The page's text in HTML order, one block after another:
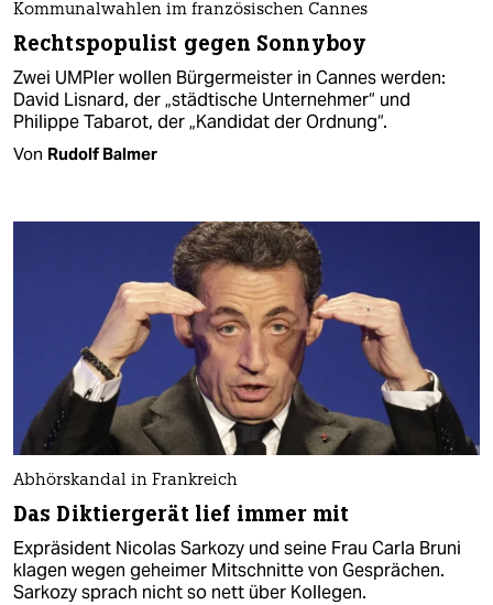
Kommunalwahlen im französischen Cannes
Rechtspopulist gegen Sonnyboy
Zwei UMPler wollen Bürgermeister in Cannes werden:
David Lisnard, der „städtische Unternehmer“ und
Philippe Tabarot, der „Kandidat der Ordnung“.
Von Rudolf Balmer
Abhörskandal in Frankreich
Das Diktiergerät lief immer mit
Expräsident Nicolas Sarkozy und seine Frau Carla Bruni
klagen wegen geheimer Mitschnitte von Gesprächen.
Sarkozy sprach nicht so nett über Kollegen.